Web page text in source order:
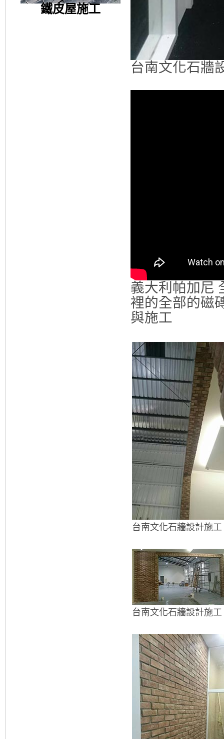
鐵皮屋施工
台南文化石牆
義大利帕加尼
裡的全部的磁
與施工
台南文化石牆設計施工
台南文化石牆設計施工